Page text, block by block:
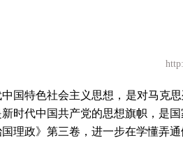
国特色社会主义思想，是对马克
时代中国共产党的思想旗帜，是
理政》第三卷，进一步在学懂弄